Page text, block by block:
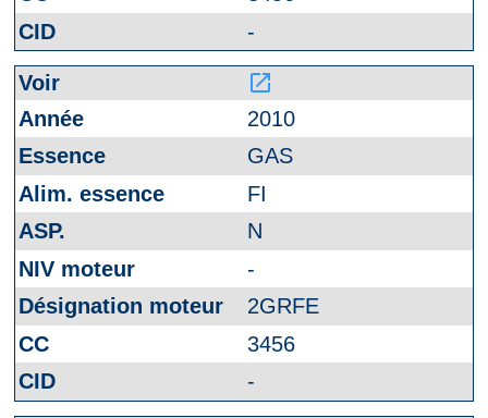
-
launch
2010
GAS
FI
N
-
2GRFE
3456
-